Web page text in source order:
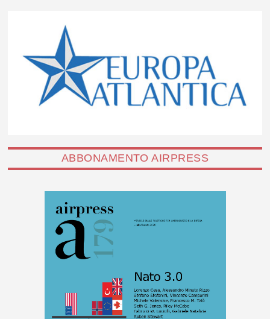
ABBONAMENTO AIRPRESS